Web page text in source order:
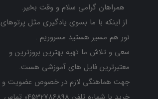
همراهان گرامی سلام و وقت بخیر.
از اینکه با ما بسوی یادگیری مثل پرتوهای
نور هم مسیر هستید مسروریم .
سعی و تلاش ما تهیه بهترین بروزترین و
معتبرترین فایل های آموزشی هست.
جهت هماهنگی لازم در خصوص عضویت و